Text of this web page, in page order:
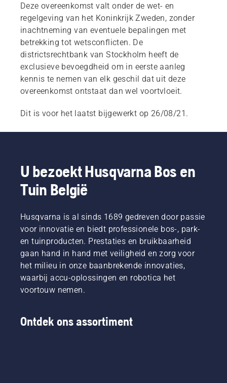
Deze overeenkomst valt onder de wet- en
regelgeving van het Koninkrijk Zweden, zonder
inachtneming van eventuele bepalingen met
betrekking tot wetsconflicten. De
districtsrechtbank van Stockholm heeft de
exclusieve bevoegdheid om in eerste aanleg
kennis te nemen van elk geschil dat uit deze
overeenkomst ontstaat dan wel voortvloeit.
Dit is voor het laatst bijgewerkt op 26/08/21.
U bezoekt Husqvarna Bos en
Tuin België
Husqvarna is al sinds 1689 gedreven door passie
voor innovatie en biedt professionele bos-, park-
en tuinproducten. Prestaties en bruikbaarheid
gaan hand in hand met veiligheid en zorg voor
het milieu in onze baanbrekende innovaties,
waarbij accu-oplossingen en robotica het
voortouw nemen.
Ontdek ons assortiment